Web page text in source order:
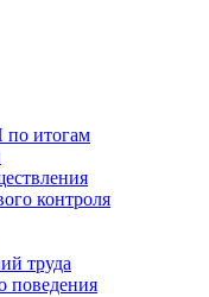
итогам
контроля
труда
поведения